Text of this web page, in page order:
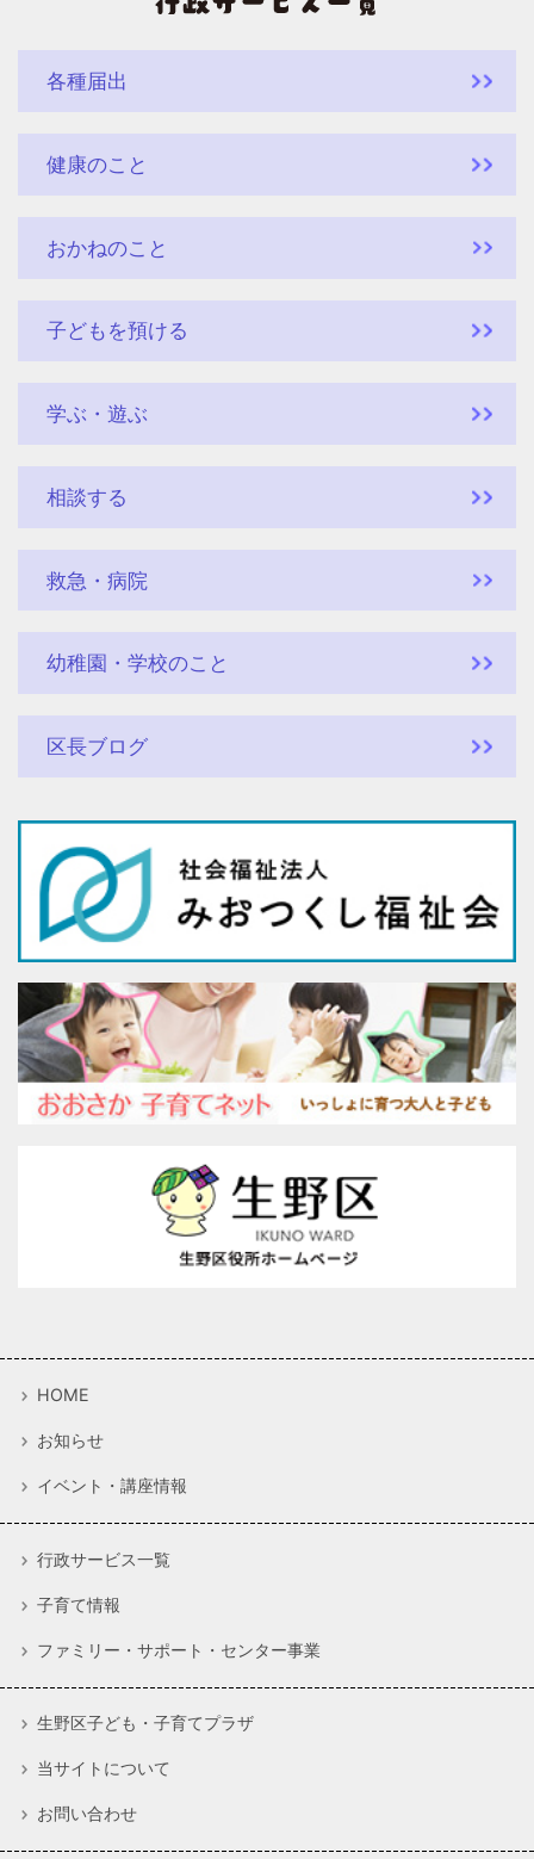
各種届出
健康のこと
おかねのこと
子どもを預ける
学ぶ・遊ぶ
相談する
救急・病院
幼稚園・学校のこと
区長ブログ
HOME
お知らせ
イベント・講座情報
行政サービス一覧
子育て情報
ファミリー・サポート・センター事業
生野区子ども・子育てプラザ
当サイトについて
お問い合わせ